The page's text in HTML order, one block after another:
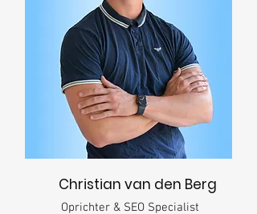
Christian van den Berg
Oprichter & SEO Specialist